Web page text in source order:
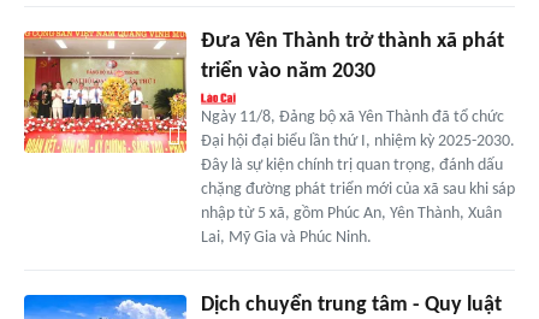
Đưa Yên Thành trở thành xã phát
triển vào năm 2030
Ngày 11/8, Đảng bộ xã Yên Thành đã tổ chức
Đại hội đại biểu lần thứ I, nhiệm kỳ 2025-2030.
Đây là sự kiện chính trị quan trọng, đánh dấu
chặng đường phát triển mới của xã sau khi sáp
nhập từ 5 xã, gồm Phúc An, Yên Thành, Xuân
Lai, Mỹ Gia và Phúc Ninh.
Dịch chuyển trung tâm - Quy luật